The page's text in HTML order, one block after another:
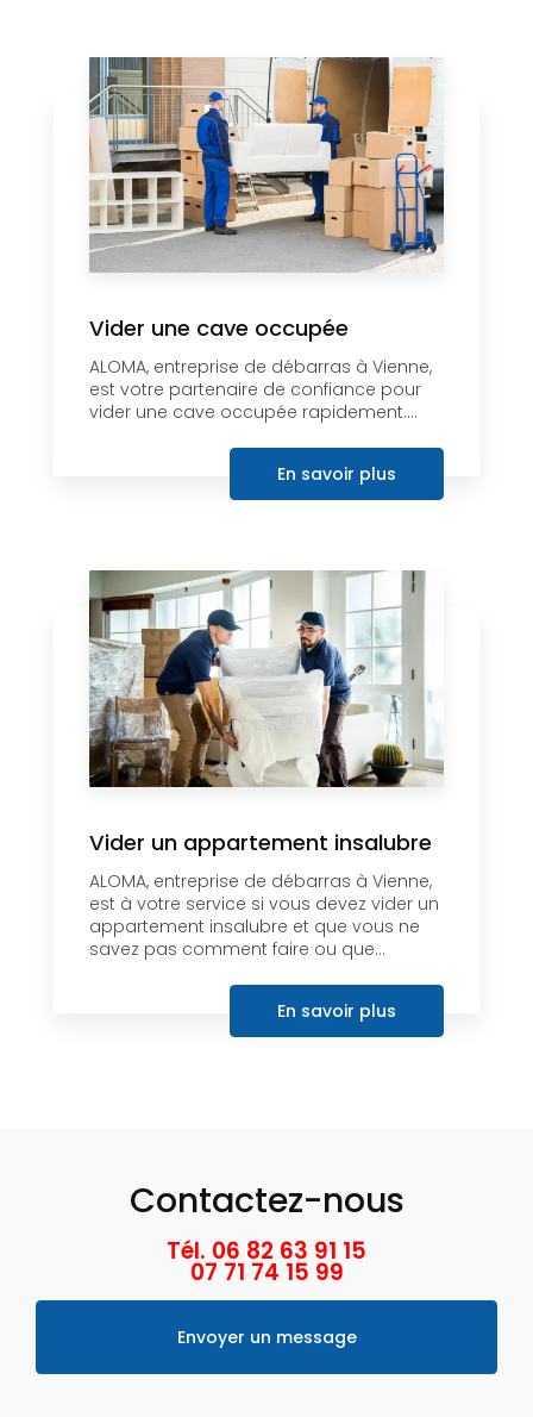
Vider une cave occupée
ALOMA, entreprise de débarras à Vienne,
est votre partenaire de confiance pour
vider une cave occupée rapidement....
En savoir plus
Vider un appartement insalubre
ALOMA, entreprise de débarras à Vienne,
est à votre service si vous devez vider un
appartement insalubre et que vous ne
savez pas comment faire ou que...
En savoir plus
Contactez-nous
Tél. 06 82 63 91 15
07 71 74 15 99
Envoyer un message